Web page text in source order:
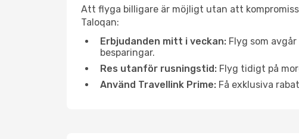
Att flyga billigare är möjligt utan att
Taloqan:
Erbjudanden mitt i veckan: Flyg som
besparingar.
Res utanför rusningstid: Flyg tidigt på
Använd Travellink Prime: Få exklusiva